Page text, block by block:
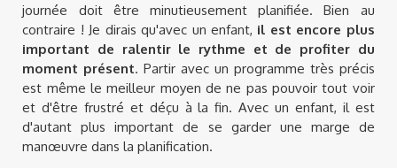
journée doit être minutieusement planifiée. Bien au
contraire ! Je dirais qu'avec un enfant, il est encore plus
important de ralentir le rythme et de profiter du
moment présent. Partir avec un programme très précis
est même le meilleur moyen de ne pas pouvoir tout voir
et d'être frustré et déçu à la fin. Avec un enfant, il est
d'autant plus important de se garder une marge de
manœuvre dans la planification.